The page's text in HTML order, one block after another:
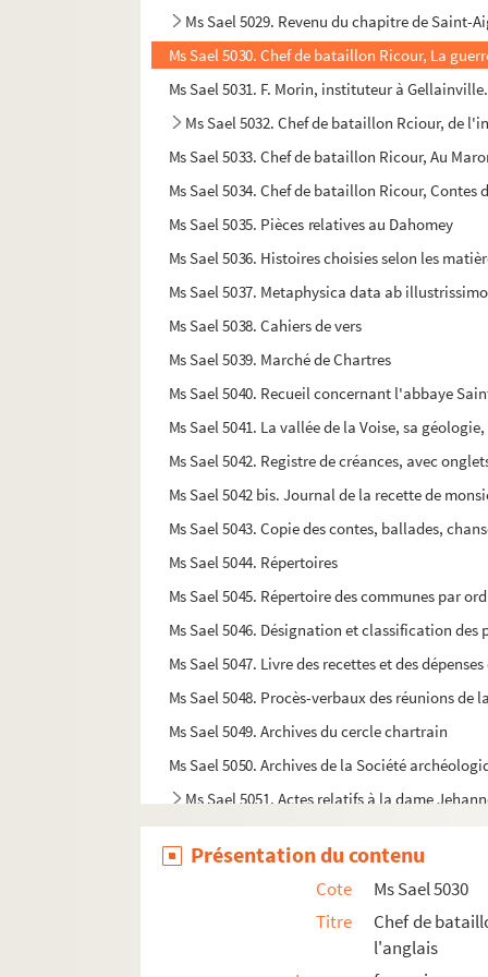
Ms Sael 5029. Revenu du chapitre de Saint-
Ms Sael 5030. Chef de bataillon Ricour, La
Ms Sael 5031. F. Morin, instituteur à
Ms Sael 5032. Chef de bataillon Rciour, de
Ms Sael 5033. Chef de bataillon Ricour, Au
Ms Sael 5034. Chef de bataillon Ricour,
Ms Sael 5035. Pièces relatives au Dahomey
Ms Sael 5036. Histoires choisies selon les
Ms Sael 5037. Metaphysica data ab
Ms Sael 5038. Cahiers de vers
Ms Sael 5039. Marché de Chartres
Ms Sael 5040. Recueil concernant l'abbaye
Ms Sael 5041. La vallée de la Voise, sa
Ms Sael 5042. Registre de créances, avec
Ms Sael 5042 bis. Journal de la recette de
Ms Sael 5043. Copie des contes, ballades,
Ms Sael 5044. Répertoires
Ms Sael 5045. Répertoire des communes par
Ms Sael 5046. Désignation et classification
Ms Sael 5047. Livre des recettes et des
Ms Sael 5048. Procès-verbaux des réunions
Ms Sael 5049. Archives du cercle chartrain
Ms Sael 5050. Archives de la Société
Ms Sael 5051. Actes relatifs à la dame
Ms Sael 5052. Mélanges : actes notariés
Ms Sael 5053. Note de W. H. Stohlmen au
Ms Sael 5054. Terrier et arpentages
Ms Sael 5055. Fragment d'un obituaire de la
Présentation du contenu
Cote
Ms Sael 5030
Titre
Chef de
l'anglais